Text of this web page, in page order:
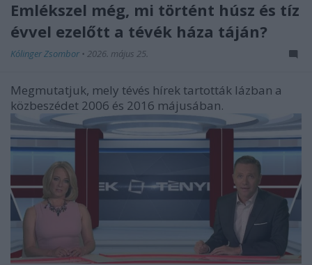
Emlékszel még, mi történt húsz és tíz
évvel ezelőtt a tévék háza táján?
Kólinger Zsombor • 2026. május 25.
Megmutatjuk, mely tévés hírek tartották lázban a
közbeszédet 2006 és 2016 májusában.